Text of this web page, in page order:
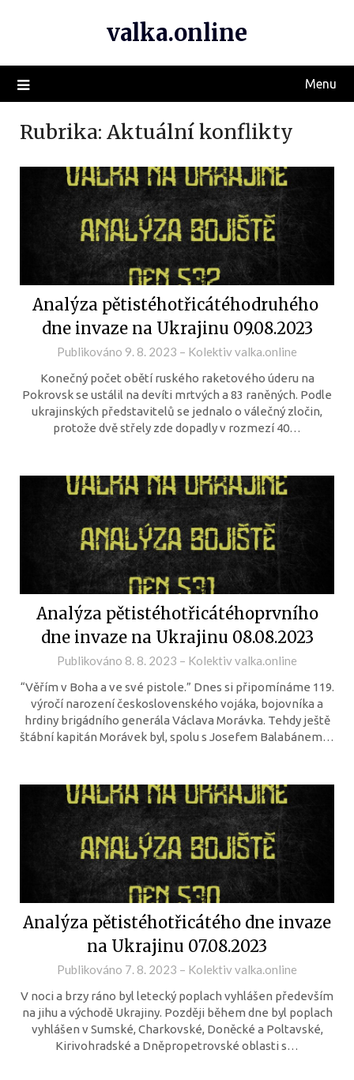
valka.online
Menu
Rubrika: Aktuální konflikty
Analýza pětistéhotřicátéhodruhého
dne invaze na Ukrajinu 09.08.2023
Publikováno 9. 8. 2023 – Kolektiv valka.online
Konečný počet obětí ruského raketového úderu na
Pokrovsk se ustálil na devíti mrtvých a 83 raněných. Podle
ukrajinských představitelů se jednalo o válečný zločin,
protože dvě střely zde dopadly v rozmezí 40…
Analýza pětistéhotřicátéhoprvního
dne invaze na Ukrajinu 08.08.2023
Publikováno 8. 8. 2023 – Kolektiv valka.online
“Věřím v Boha a ve své pistole.” Dnes si připomínáme 119.
výročí narození československého vojáka, bojovníka a
hrdiny brigádního generála Václava Morávka. Tehdy ještě
štábní kapitán Morávek byl, spolu s Josefem Balabánem…
Analýza pětistéhotřicátého dne invaze
na Ukrajinu 07.08.2023
Publikováno 7. 8. 2023 – Kolektiv valka.online
V noci a brzy ráno byl letecký poplach vyhlášen především
na jihu a východě Ukrajiny. Později během dne byl poplach
vyhlášen v Sumské, Charkovské, Doněcké a Poltavské,
Kirivohradské a Dněpropetrovské oblasti s…